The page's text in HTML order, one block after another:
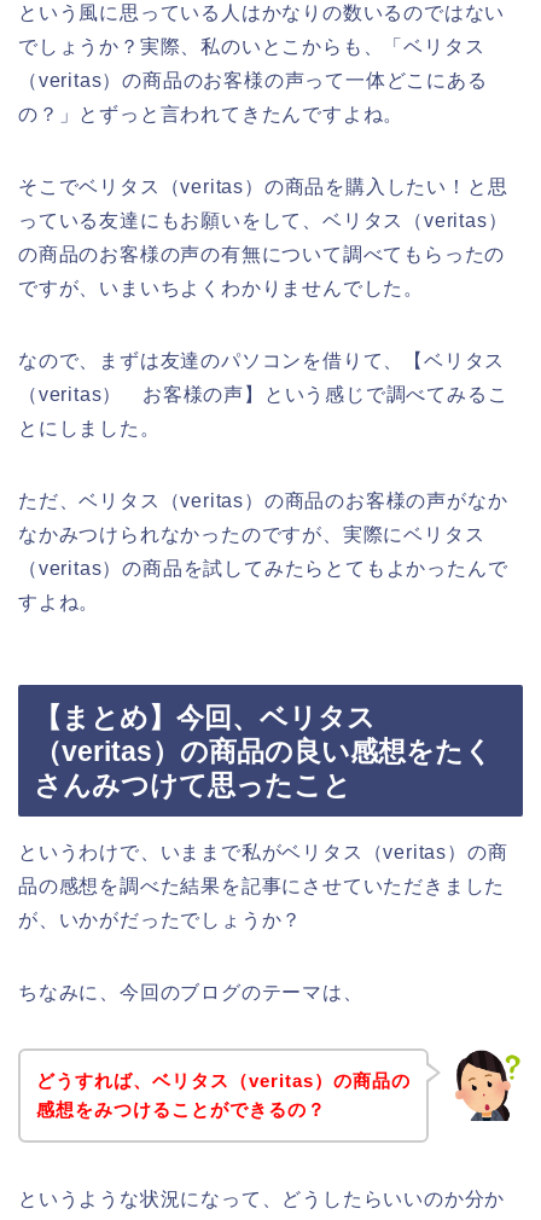
という風に思っている人はかなりの数いるのではない
でしょうか？実際、私のいとこからも、「ベリタス
（veritas）の商品のお客様の声って一体どこにある
の？」とずっと言われてきたんですよね。
そこでベリタス（veritas）の商品を購入したい！と思
っている友達にもお願いをして、ベリタス（veritas）
の商品のお客様の声の有無について調べてもらったの
ですが、いまいちよくわかりませんでした。
なので、まずは友達のパソコンを借りて、【ベリタス
（veritas） お客様の声】という感じで調べてみるこ
とにしました。
ただ、ベリタス（veritas）の商品のお客様の声がなか
なかみつけられなかったのですが、実際にベリタス
（veritas）の商品を試してみたらとてもよかったんで
すよね。
【まとめ】今回、ベリタス
（veritas）の商品の良い感想をたく
さんみつけて思ったこと
というわけで、いままで私がベリタス（veritas）の商
品の感想を調べた結果を記事にさせていただきました
が、いかがだったでしょうか？
ちなみに、今回のブログのテーマは、
どうすれば、ベリタス（veritas）の商品の
感想をみつけることができるの？
というような状況になって、どうしたらいいのか分か